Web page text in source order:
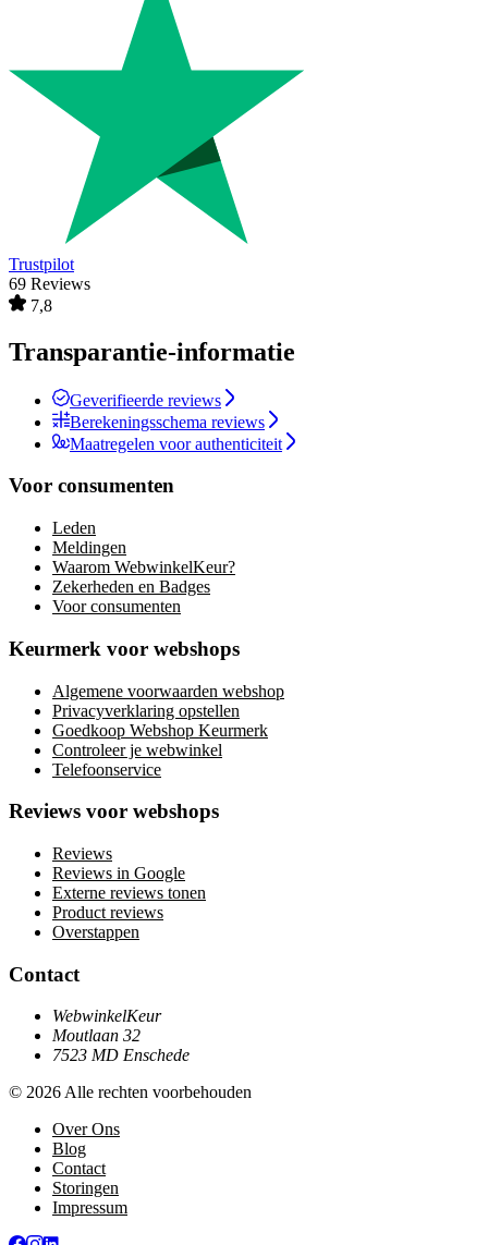
Trustpilot
69 Reviews
7,8
Transparantie-informatie
Geverifieerde reviews
Berekeningsschema reviews
Maatregelen voor authenticiteit
Voor consumenten
Leden
Meldingen
Waarom WebwinkelKeur?
Zekerheden en Badges
Voor consumenten
Keurmerk voor webshops
Algemene voorwaarden webshop
Privacyverklaring opstellen
Goedkoop Webshop Keurmerk
Controleer je webwinkel
Telefoonservice
Reviews voor webshops
Reviews
Reviews in Google
Externe reviews tonen
Product reviews
Overstappen
Contact
WebwinkelKeur
Moutlaan 32
7523 MD Enschede
© 2026 Alle rechten voorbehouden
Over Ons
Blog
Contact
Storingen
Impressum